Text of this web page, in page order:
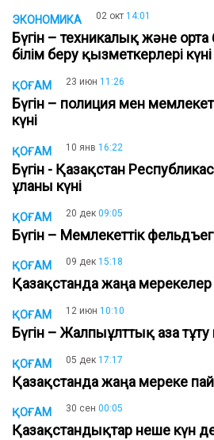
ЭКОНОМИКА 02 окт 14:01
Бүгін – техникалық және орта
білім беру қызметкерлері күні
ҚОҒАМ 23 июн 11:26
Бүгін – полиция мен
күні
ҚОҒАМ 10 янв 16:22
Бүгін - Қазақстан
ұланы күні
ҚОҒАМ 20 дек 09:05
Бүгін – Мемлекеттік
ҚОҒАМ 09 дек 15:18
Қазақстанда жаңа
ҚОҒАМ 12 июн 10:10
Бүгін – Жалпыұлттық аза тұту
ҚОҒАМ 05 дек 17:17
Қазақстанда жаңа мереке
ҚОҒАМ 30 сен 00:05
Қазақстандықтар неше күн